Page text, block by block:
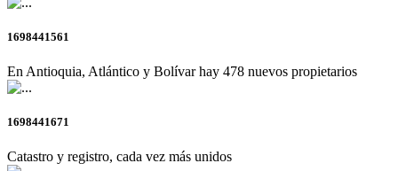
1698441561
En Antioquia, Atlántico y Bolívar hay 478 nuevos propietarios
1698441671
Catastro y registro, cada vez más unidos